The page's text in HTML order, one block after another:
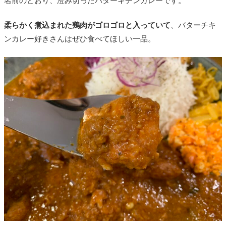
柔らかく煮込まれた鶏肉がゴロゴロと入っていて 、バターチキ
ンカレー好きさんはぜひ食べてほしい一品。